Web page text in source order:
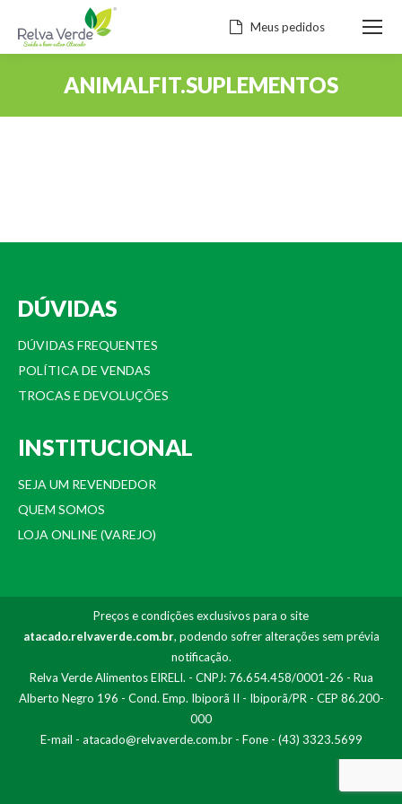
Meus pedidos
ANIMALFIT.SUPLEMENTOS
DÚVIDAS
DÚVIDAS FREQUENTES
POLÍTICA DE VENDAS
TROCAS E DEVOLUÇÕES
INSTITUCIONAL
SEJA UM REVENDEDOR
QUEM SOMOS
LOJA ONLINE (VAREJO)
Preços e condições exclusivos para o site
atacado.relvaverde.com.br, podendo sofrer alterações sem prévia
notificação.
Relva Verde Alimentos EIRELI. - CNPJ: 76.654.458/0001-26 - Rua
Alberto Negro 196 - Cond. Emp. Ibiporã II - Ibiporã/PR - CEP 86.200-
000
E-mail - atacado@relvaverde.com.br- Fone - (43) 3323.5699